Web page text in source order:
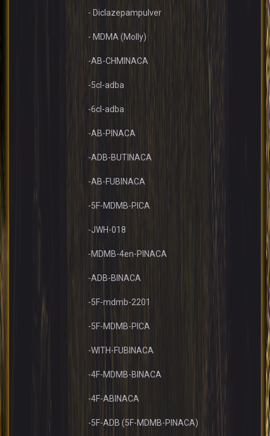
- Diclazepampulver
- MDMA (Molly)
-AB-CHMINACA
-5cl-adba
-6cl-adba
-AB-PINACA
-ADB-BUTINACA
-AB-FUBINACA
-5F-MDMB-PICA
-JWH-018
-MDMB-4en-PINACA
-ADB-BINACA
-5F-mdmb-2201
-5F-MDMB-PICA
-WITH-FUBINACA
-4F-MDMB-BINACA
-4F-ABINACA
-5F-ADB (5F-MDMB-PINACA)